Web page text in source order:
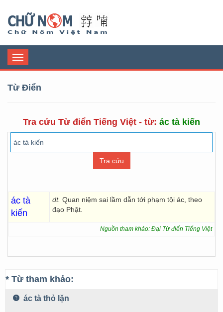
Toggle
navigation
Từ Điển
Tra cứu Từ điển Tiếng Việt - từ: ác tà kiến
ác tà
kiến
dt. Quan niệm sai lầm dẫn tới phạm tội ác, theo
đạo Phật.
Nguồn tham khảo: Đại Từ điển Tiếng Việt
* Từ tham khảo:
ác tà thỏ lặn